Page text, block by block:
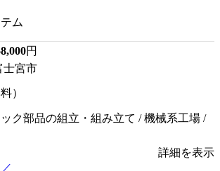
ム
円
士宮市
）
ク部品の組立・組み立て / 機械系工場 /
詳細を表示